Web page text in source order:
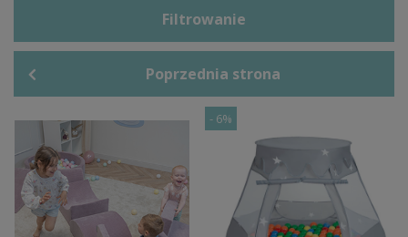
Filtrowanie
Poprzednia strona
- 6%